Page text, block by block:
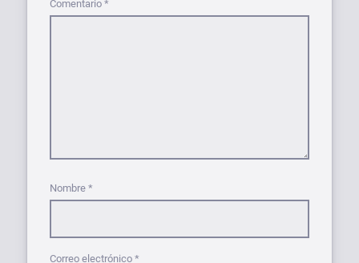
Comentario *
Nombre *
Correo electrónico *